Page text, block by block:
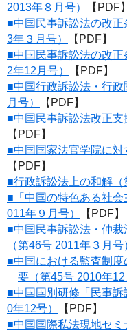
2013年８月号）
【PDF】
■中国民事訴訟法の改
3年３月号）
【PDF】
■中国民事訴訟法の改
2年12月号）
【PDF】
■中国行政訴訟法・行政
月号）
【PDF】
■中国民事訴訟法改正支
【PDF】
■中国国家法官学院に対
【PDF】
■行政訴訟法上の和解（
■「中国の特色ある社
011年９月号）
【PDF】
■中国民事訴訟法・仲
（第46号 2011年３月号
■中国における監査制
要（第45号 2010年12
■中国国別研修「民事
0年12号）
【PDF】
■中国国際私法現地セミ